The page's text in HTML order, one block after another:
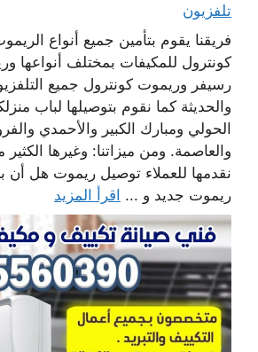
تلفزيون
فريقنا يقوم بتأمين جميع أنواع
كونترول للمكيفات بمختلف أنواعها
رسيفر وريموت كونترول جميع
والحديثة كما نقوم بتوصيلها لباب
الحولي ومبارك الكبير والأحمدي
والعاصمة. ومن ميزاتنا: وغيرها
نقدمها للعملاء توصيل ريموت هل أن
ريموت جديد و ... اقرأ المزيد